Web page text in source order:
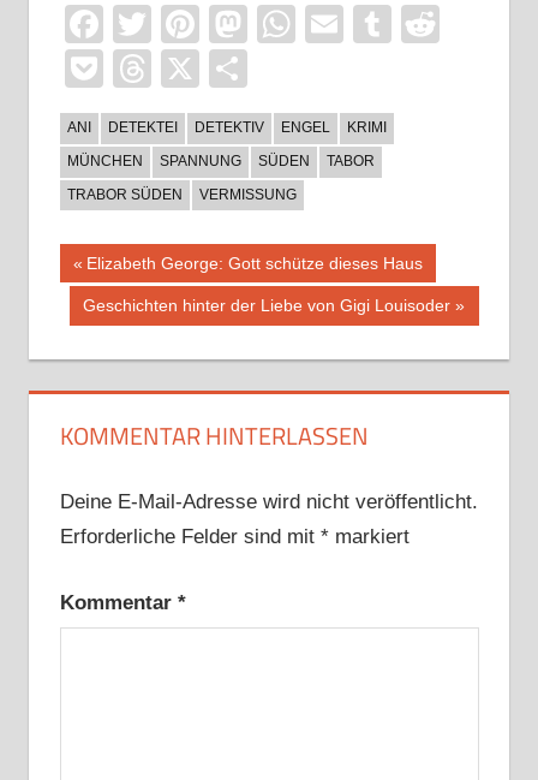
Facebook
TwitterPinterest
Mastodon
WhatsApp
EmailTumblr
PocketThreads
X
ANI DETEKTEI DETEKTIV ENGEL
KRIMI
MÜNCHEN
SPANNUNG SÜDEN
TABOR
TRABOR SÜDEN
VERMISSUNG
Beitragsnavigation
Vorheriger
Beitrag:
Elizabeth George: Gott schütze dieses Haus
Nächster
Geschichten hinter der Liebe von Gigi Louisoder
KOMMENTAR HINTERLASSEN
Deine E-Mail-Adresse wird nicht veröffentlicht.
Erforderliche Felder sind mit *markiert
Kommentar *